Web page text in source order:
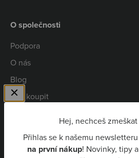
Hej, nechceš
Přihlas se k našemu
na první nákup! Novinky, tipy
O společnosti
Podpora
O nás
Blog
Kde koupit
Niceboy Pay